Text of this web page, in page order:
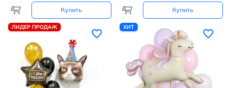
Купить Купить
ЛИДЕР ПРОДАЖ ХИТ